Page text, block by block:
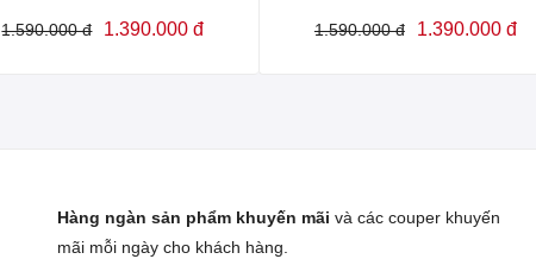
1.590.000 đ 1.390.000 đ 1.590.000 đ 1.390.000 đ
Hàng ngàn sản phẩm khuyến mãi và các couper khuyến
mãi mỗi ngày cho khách hàng.